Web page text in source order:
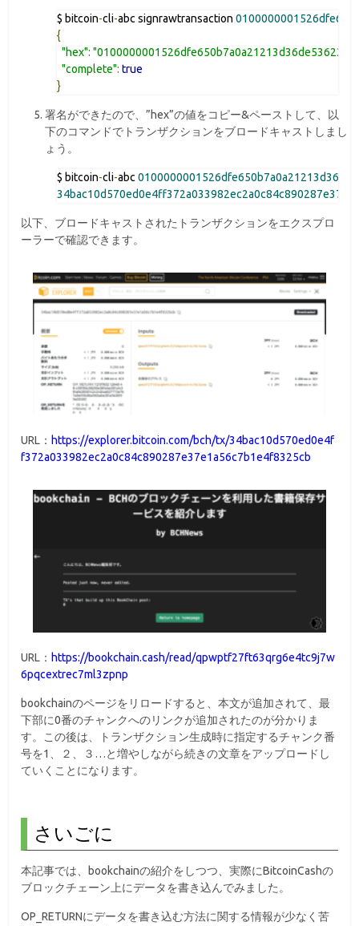
$ bitcoin-cli-abc signrawtransaction
{
"hex":
"complete": true
}
署名ができたので、”hex”の値をコピー&ペーストして、以
下のコマンドでトランザクションをブロードキャストしまし
ょう。
$ bitcoin-cli-abc
以下、ブロードキャストされたトランザクションをエクスプロ
ーラーで確認できます。
URL： https://explorer.bitcoin.com/bch/tx/34bac10d570ed0e4f
f372a033982ec2a0c84c890287e37e1a56c7b1e4f8325cb
URL： https://bookchain.cash/read/qpwptf27ft63qrg6e4tc9j7w
6pqcextrec7ml3zpnp
bookchainのページをリロードすると、本文が追加されて、最
下部に0番のチャンクへのリンクが追加されたのが分かりま
す。この後は、トランザクション生成時に指定するチャンク番
号を1、２、３…と増やしながら続きの文章をアップロードし
ていくことになります。
さいごに
本記事では、bookchainの紹介をしつつ、実際にBitcoinCashの
ブロックチェーン上にデータを書き込んでみました。
OP_RETURNにデータを書き込む方法に関する情報が少なく苦